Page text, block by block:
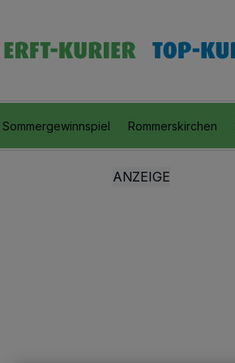
Sommergewinnspiel Rommerskirchen